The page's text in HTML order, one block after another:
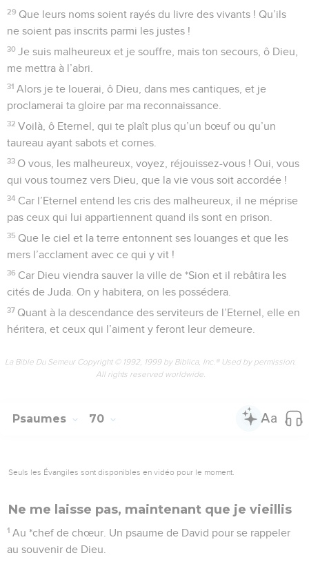
29 Que leurs noms soient rayés du livre des vivants ! Qu’ils
ne soient pas inscrits parmi les justes !
30 Je suis malheureux et je souffre, mais ton secours, ô Dieu,
me mettra à l’abri.
31 Alors je te louerai, ô Dieu, dans mes cantiques, et je
proclamerai ta gloire par ma reconnaissance.
32 Voilà, ô Eternel, qui te plaît plus qu’un bœuf ou qu’un
taureau ayant sabots et cornes.
33 O vous, les malheureux, voyez, réjouissez-vous ! Oui, vous
qui vous tournez vers Dieu, que la vie vous soit accordée !
34 Car l’Eternel entend les cris des malheureux, il ne méprise
pas ceux qui lui appartiennent quand ils sont en prison.
35 Que le ciel et la terre entonnent ses louanges et que les
mers l’acclament avec ce qui y vit !
36 Car Dieu viendra sauver la ville de *Sion et il rebâtira les
cités de Juda. On y habitera, on les possédera.
37 Quant à la descendance des serviteurs de l’Eternel, elle en
héritera, et ceux qui l’aiment y feront leur demeure.
La Bible Du Semeur Copyright © 1992, 1999 by Biblica, Inc.® Used by permission.
All rights reserved worldwide.
Psaumes 70
Seuls les Évangiles sont disponibles en vidéo pour le moment.
Ne me laisse pas, maintenant que je vieillis
1 Au *chef de chœur. Un psaume de David pour se rappeler
au souvenir de Dieu.